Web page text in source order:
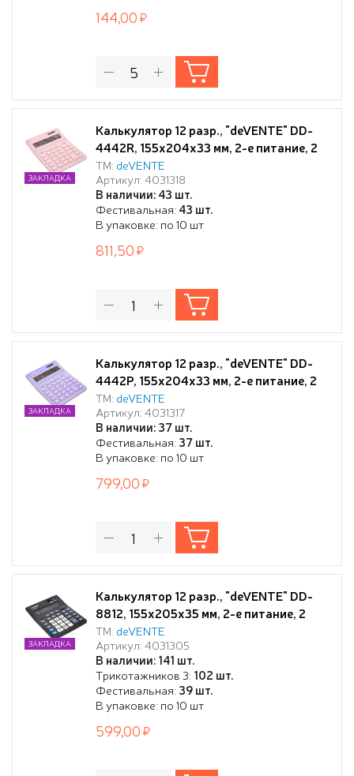
144,00
Калькулятор 12 разр., "deVENTE" DD-
4442R, 155x204x33 мм, 2-е питание, 2
память, пудровый, автоматическое
вычисление квадратного корня,
процентов, наценки, клавиша "00"
коррекция последнего введенного
значения, функция смены знака,
автоматическое откл
ТМ: deVENTE
Артикул: 4031318
В наличии: 43 шт.
Фестивальная: 43 шт.
В упаковке: по 10 шт
ЗАКЛАДКА
811,50
Калькулятор 12 разр., "deVENTE" DD-
4442P, 155x204x33 мм, 2-е питание, 2
память, пастельный сиреневый,
автоматическое вычисление
квадратного корня, процентов,
наценки, клавиша "00" коррекция
последнего введенного значения,
функция смены знака, автомат
ТМ: deVENTE
Артикул: 4031317
В наличии: 37 шт.
Фестивальная: 37 шт.
В упаковке: по 10 шт
ЗАКЛАДКА
799,00
Калькулятор 12 разр., "deVENTE" DD-
8812, 155x205x35 мм, 2-е питание, 2
память, черный, автоматическое
вычисление квадратного корня,
процентов, наценки, клавиша "00"
коррекция последнего введенного
значения, функция смены знака,
автоматическое отключе
ТМ: deVENTE
Артикул: 4031305
В наличии: 141 шт.
Трикотажников 3: 102 шт.
Фестивальная: 39 шт.
В упаковке: по 10 шт
ЗАКЛАДКА
599,00